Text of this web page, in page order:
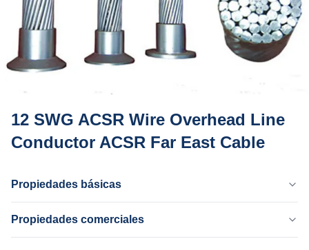
12 SWG ACSR Wire Overhead Line
Conductor ACSR Far East Cable
Propiedades básicas
Dong Guan China
Propiedades comerciales